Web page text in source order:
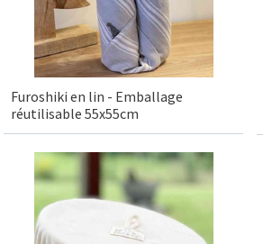
Furoshiki en lin - Emballage
réutilisable 55x55cm